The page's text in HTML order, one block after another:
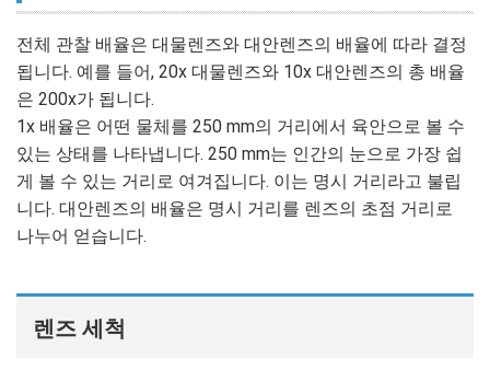
전체 관찰 배율은 대물렌즈와 대안렌즈의 배율에 따라 결정
됩니다. 예를 들어, 20x 대물렌즈와 10x 대안렌즈의 총 배율
은 200x가 됩니다.
1x 배율은 어떤 물체를 250 mm의 거리에서 육안으로 볼 수
있는 상태를 나타냅니다. 250 mm는 인간의 눈으로 가장 쉽
게 볼 수 있는 거리로 여겨집니다. 이는 명시 거리라고 불립
니다. 대안렌즈의 배율은 명시 거리를 렌즈의 초점 거리로
나누어 얻습니다.
렌즈 세척